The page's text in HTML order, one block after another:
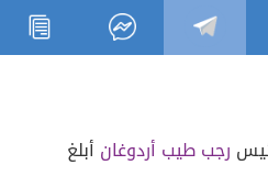
رجب طيب أردوغان أبلغ